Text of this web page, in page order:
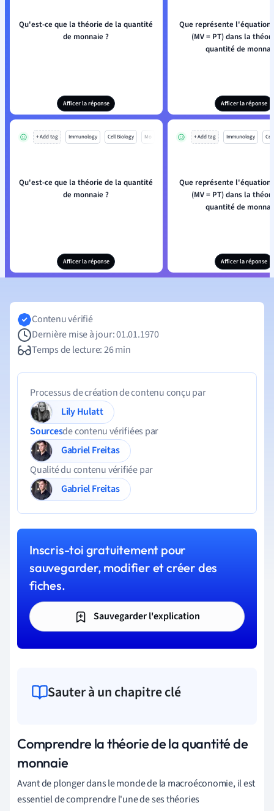
Qu'est-ce que la théorie de la quantité
de monnaie ?
Afficer la réponse
Que représente l'équation
(MV = PT) dans la
quantité de
Afficer la réponse
+ Add tag Immunology Cell Biology Mo
Qu'est-ce que la théorie de la quantité
de monnaie ?
Afficer la réponse
+ Add tag Immunology
Que représente l'équation
(MV = PT) dans la
quantité de
Afficer la réponse
Contenu vérifié
Dernière mise à jour: 01.01.1970
Temps de lecture: 26 min
Processus de création de contenu conçu par
Lily Hulatt
Sourcesde contenu vérifiées par
Gabriel Freitas
Qualité du contenu vérifiée par
Gabriel Freitas
Inscris-toi gratuitement pour
sauvegarder, modifier et créer des
fiches.
Sauvegarder l'explication
Sauter à un chapitre clé
Comprendre la théorie de la quantité de
monnaie
Avant de plonger dans le monde de la macroéconomie, il est
essentiel de comprendre l'une de ses théories